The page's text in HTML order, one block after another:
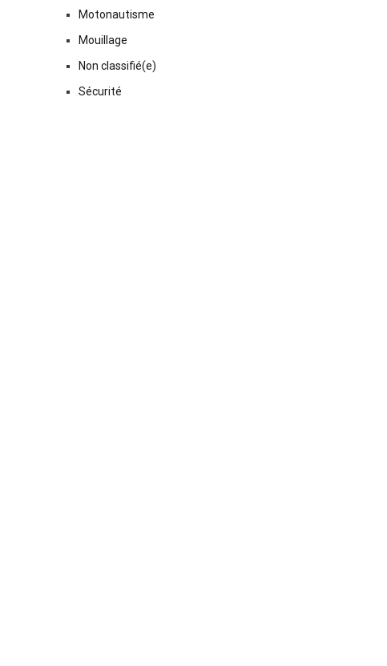
Motonautisme
Mouillage
Non classifié(e)
Sécurité